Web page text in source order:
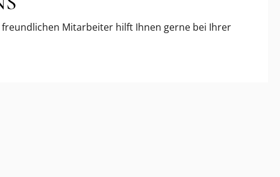
Mitarbeiter hilft Ihnen gerne bei Ihrer